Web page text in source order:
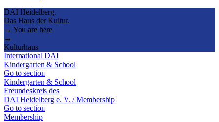
DAI Heidelberg.
Das Haus der Kultur.
→ You are here
→
Kulturhaus
International DAI
Kindergarten & School
Go to section
Kindergarten & School
Freundeskreis des
DAI Heidelberg e. V. / Membership
Go to section
Membership